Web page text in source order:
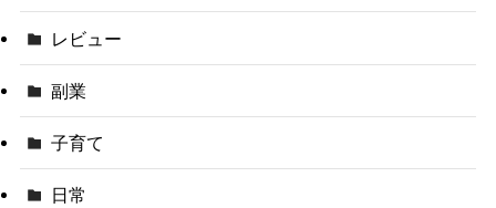
レビュー
副業
子育て
日常